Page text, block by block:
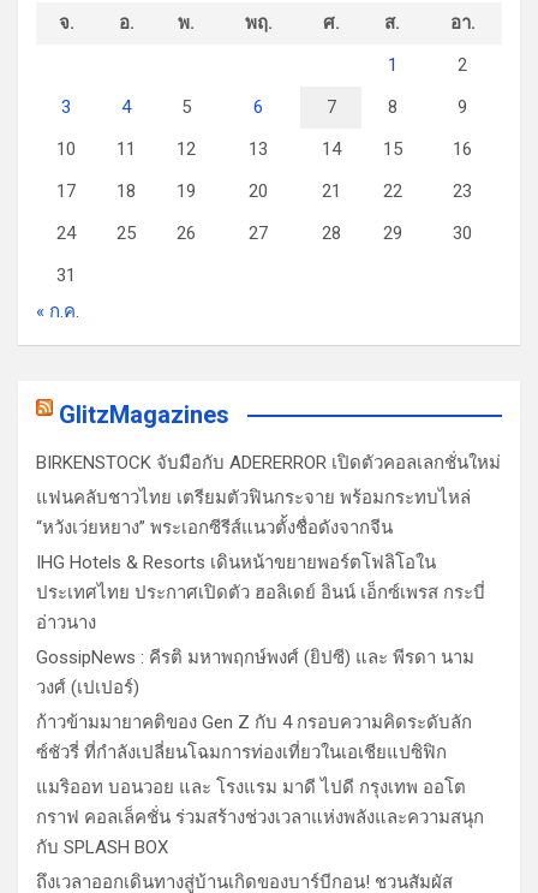
จ. อ. พ. พฤ. ศ. ส.
อา.
1
2
3
4 5 6 7 8
9
10
11 12 13 14 15
16
17
18 19 20 21 22
23
24
25 26 27 28 29
30
31
« ก.ค.
GlitzMagazines
BIRKENSTOCK จับมือกับ ADERERROR เปิดตัวคอลเลกชั่นใหม่
แฟนคลับชาวไทย เตรียมตัวฟินกระจาย พร้อมกระทบไหล่
“หวังเว่ยหยาง” พระเอกซีรีส์แนวตั้งชื่อดังจากจีน
IHG Hotels & Resorts เดินหน้าขยายพอร์ตโฟลิโอใน
ประเทศไทย ประกาศเปิดตัว ฮอลิเดย์ อินน์ เอ็กซ์เพรส กระบี่
อ่าวนาง
GossipNews : คีรติ มหาพฤกษ์พงศ์ (ยิปซี) และ พีรดา นาม
วงศ์ (เปเปอร์)
ก้าวข้ามมายาคติของ Gen Z กับ 4 กรอบความคิดระดับลัก
ซ์ชัวรี่ ที่กำลังเปลี่ยนโฉมการท่องเที่ยวในเอเชียแปซิฟิก
แมริออท บอนวอย และ โรงแรม มาดี ไปดี กรุงเทพ ออโต
กราฟ คอลเล็คชั่น ร่วมสร้างช่วงเวลาแห่งพลังและความสนุก
กับ SPLASH BOX
ถึงเวลาออกเดินทางสู่บ้านเกิดของบาร์บีกอน! ชวนสัมผัส